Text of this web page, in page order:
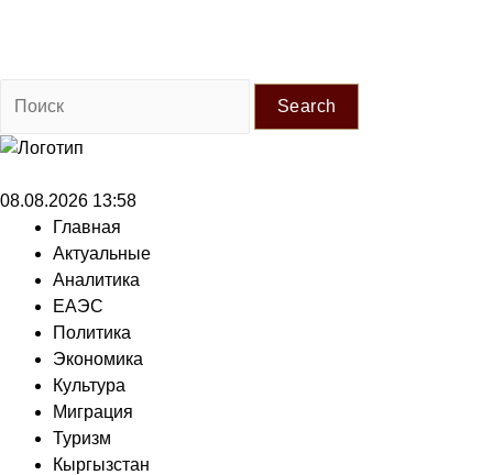
Search
08.08.2026 13:58
Главная
Актуальные
Аналитика
ЕАЭС
Политика
Экономика
Культура
Миграция
Туризм
Кыргызстан